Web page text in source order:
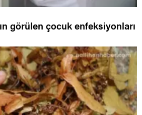
görülen çocuk enfeksiyonları